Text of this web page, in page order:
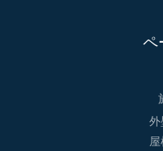
ペ
外